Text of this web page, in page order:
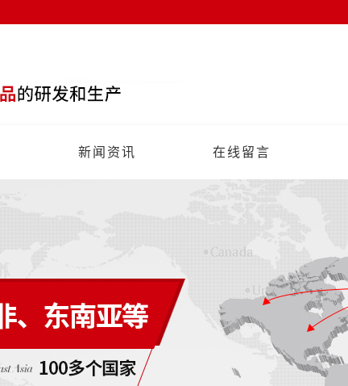
新闻资讯 在线留言